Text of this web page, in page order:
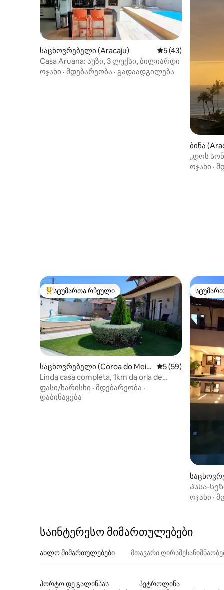
საცხოვრებელი (Aracaju) საშუალო
5 (43)
Casa Aruana: აუზი, 3 ლუქსი, ბილიარდი
ოჯახი · მდებარეობა · გადაადგილება
ბინა
„დოს
ოჯახი ·
სტუმართა რჩეული მოწინავე ვარიანტი
სტუმართა რჩეული
საცხოვრებელი (Coroa do Mei
o)
საშუალო
5 (59)
Linda casa completa, 1km da orla de
Atalaia!
ფასი/ხარისხი · მდებარეობა ·
დაბინავება
Კასა-
ოჯახი ·
საინტერესო მიმართულებები
ახლო მიმართულებები მთავარი
პორტო დე გალინჰას
პეტროლინა